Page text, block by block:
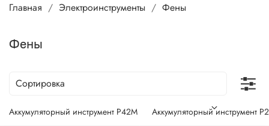
Главная Электроинструменты Фены
Фены
Аккумуляторный инструмент P42M Аккумуляторный инструмент